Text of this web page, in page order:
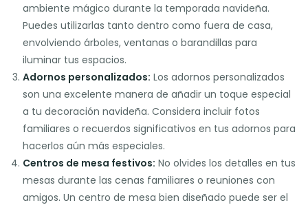
ambiente mágico durante la temporada navideña.
Puedes utilizarlas tanto dentro como fuera de casa,
envolviendo árboles, ventanas o barandillas para
iluminar tus espacios.
Adornos personalizados: Los adornos personalizados
son una excelente manera de añadir un toque especial
a tu decoración navideña. Considera incluir fotos
familiares o recuerdos significativos en tus adornos para
hacerlos aún más especiales.
Centros de mesa festivos: No olvides los detalles en tus
mesas durante las cenas familiares o reuniones con
amigos. Un centro de mesa bien diseñado puede ser el